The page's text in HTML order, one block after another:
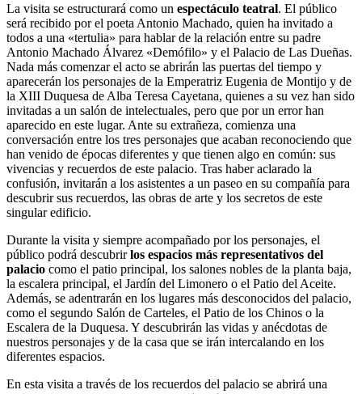
La visita se estructurará como un espectáculo teatral. El público
será recibido por el poeta Antonio Machado, quien ha invitado a
todos a una «tertulia» para hablar de la relación entre su padre
Antonio Machado Álvarez «Demófilo» y el Palacio de Las Dueñas.
Nada más comenzar el acto se abrirán las puertas del tiempo y
aparecerán los personajes de la Emperatriz Eugenia de Montijo y de
la XIII Duquesa de Alba Teresa Cayetana, quienes a su vez han sido
invitadas a un salón de intelectuales, pero que por un error han
aparecido en este lugar. Ante su extrañeza, comienza una
conversación entre los tres personajes que acaban reconociendo que
han venido de épocas diferentes y que tienen algo en común: sus
vivencias y recuerdos de este palacio. Tras haber aclarado la
confusión, invitarán a los asistentes a un paseo en su compañía para
descubrir sus recuerdos, las obras de arte y los secretos de este
singular edificio.
Durante la visita y siempre acompañado por los personajes, el
público podrá descubrirlos espacios más representativos del
palacio como el patio principal, los salones nobles de la planta baja,
la escalera principal, el Jardín del Limonero o el Patio del Aceite.
Además, se adentrarán en los lugares más desconocidos del palacio,
como el segundo Salón de Carteles, el Patio de los Chinos o la
Escalera de la Duquesa. Y descubrirán las vidas y anécdotas de
nuestros personajes y de la casa que se irán intercalando en los
diferentes espacios.
En esta visita a través de los recuerdos del palacio se abrirá una